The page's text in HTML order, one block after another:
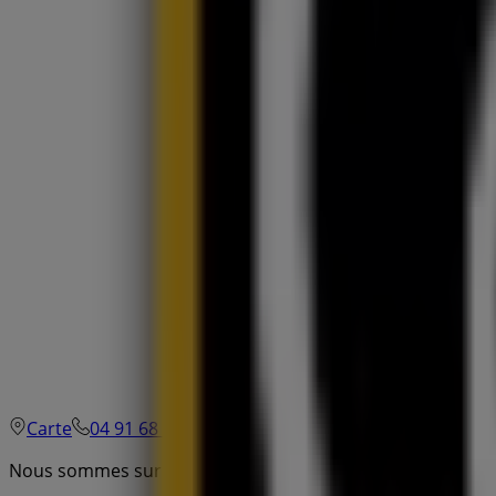
Carte
04 91 68 92 00
Nous sommes sur le point de publier des offres de